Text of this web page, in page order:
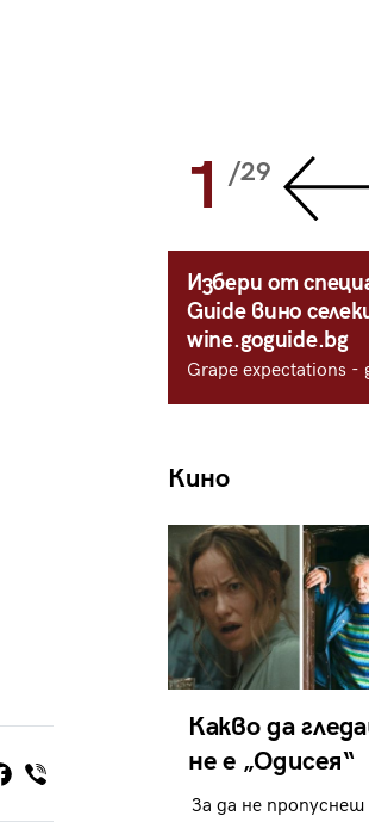
1 /29
Избери от
Guide вино
wine.goguide.bg
Grape expectations -
Кино
Какво да
не е „Одисея“
За да не